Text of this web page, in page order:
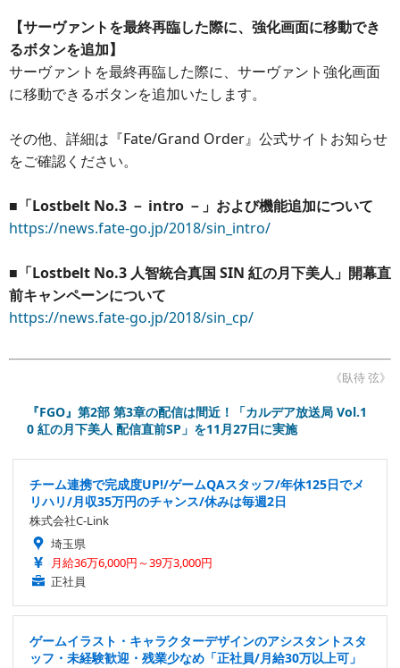
【サーヴァントを最終再臨した際に、強化画面に移動でき
るボタンを追加】
サーヴァントを最終再臨した際に、サーヴァント強化画面
に移動できるボタンを追加いたします。
その他、詳細は『Fate/Grand Order』公式サイトお知らせ
をご確認ください。
■「Lostbelt No.3 － intro －」および機能追加について
https://news.fate-go.jp/2018/sin_intro/
■「Lostbelt No.3 人智統合真国 SIN 紅の月下美人」開幕直
前キャンペーンについて
https://news.fate-go.jp/2018/sin_cp/
《臥待 弦》
『FGO』第2部 第3章の配信は間近！「カルデア放送局 Vol.1
0 紅の月下美人 配信直前SP」を11月27日に実施
チーム連携で完成度UP!/ゲームQAスタッフ/年休125日でメ
リハリ/月収35万円のチャンス/休みは毎週2日
株式会社C-Link
埼玉県
月給36万6,000円～39万3,000円
正社員
ゲームイラスト・キャラクターデザインのアシスタントスタ
ッフ・未経験歓迎・残業少なめ「正社員/月給30万以上可」